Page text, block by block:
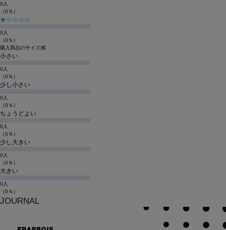
0人
（0％）
★☆☆☆☆
0人
（0％）
購入商品のサイズ感
小さい
0人
（0％）
少し小さい
0人
（0％）
ちょうどよい
0人
（0％）
少し大きい
0人
（0％）
大きい
0人
（0％）
JOURNAL